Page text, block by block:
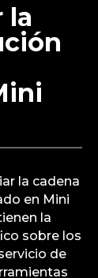
la
la cadena
en Mini
la
sobre los
de